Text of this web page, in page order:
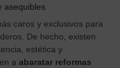
asequibles
caros y exclusivos para
De hecho, existen
estética y
aabaratar reformas